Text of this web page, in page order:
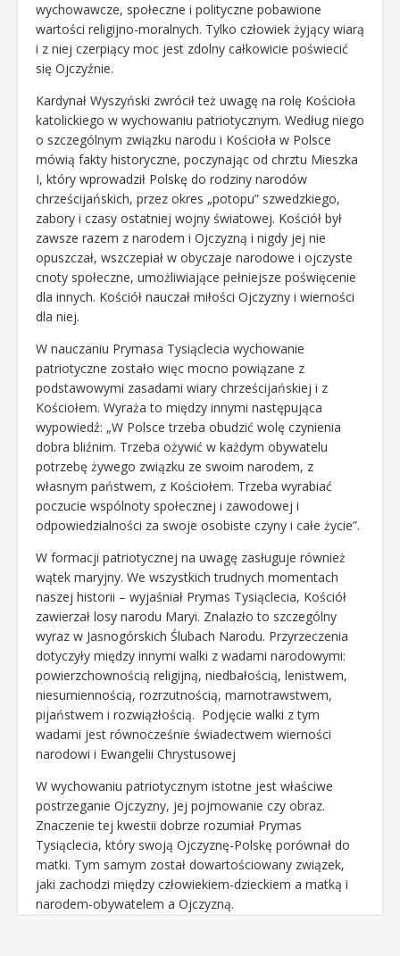
wychowawcze, społeczne i polityczne pobawione
wartości religijno-moralnych. Tylko człowiek żyjący wiarą
i z niej czerpiący moc jest zdolny całkowicie poświecić
się Ojczyźnie.
Kardynał Wyszyński zwrócił też uwagę na rolę Kościoła
katolickiego w wychowaniu patriotycznym. Według niego
o szczególnym związku narodu i Kościoła w Polsce
mówią fakty historyczne, poczynając od chrztu Mieszka
I, który wprowadził Polskę do rodziny narodów
chrześcijańskich, przez okres „potopu” szwedzkiego,
zabory i czasy ostatniej wojny światowej. Kościół był
zawsze razem z narodem i Ojczyzną i nigdy jej nie
opuszczał, wszczepiał w obyczaje narodowe i ojczyste
cnoty społeczne, umożliwiające pełniejsze poświęcenie
dla innych. Kościół nauczał miłości Ojczyzny i wierności
dla niej.
W nauczaniu Prymasa Tysiąclecia wychowanie
patriotyczne zostało więc mocno powiązane z
podstawowymi zasadami wiary chrześcijańskiej i z
Kościołem. Wyraża to między innymi następująca
wypowiedź: „W Polsce trzeba obudzić wolę czynienia
dobra bliźnim. Trzeba ożywić w każdym obywatelu
potrzebę żywego związku ze swoim narodem, z
własnym państwem, z Kościołem. Trzeba wyrabiać
poczucie wspólnoty społecznej i zawodowej i
odpowiedzialności za swoje osobiste czyny i całe życie”.
W formacji patriotycznej na uwagę zasługuje również
wątek maryjny. We wszystkich trudnych momentach
naszej historii – wyjaśniał Prymas Tysiąclecia, Kościół
zawierzał losy narodu Maryi. Znalazło to szczególny
wyraz w Jasnogórskich Ślubach Narodu. Przyrzeczenia
dotyczyły między innymi walki z wadami narodowymi:
powierzchownością religijną, niedbałością, lenistwem,
niesumiennością, rozrzutnością, marnotrawstwem,
pijaństwem i rozwiązłością. Podjęcie walki z tym
wadami jest równocześnie świadectwem wierności
narodowi i Ewangelii Chrystusowej
W wychowaniu patriotycznym istotne jest właściwe
postrzeganie Ojczyzny, jej pojmowanie czy obraz.
Znaczenie tej kwestii dobrze rozumiał Prymas
Tysiąclecia, który swoją Ojczyznę-Polskę porównał do
matki. Tym samym został dowartościowany związek,
jaki zachodzi między człowiekiem-dzieckiem a matką i
narodem-obywatelem a Ojczyzną.